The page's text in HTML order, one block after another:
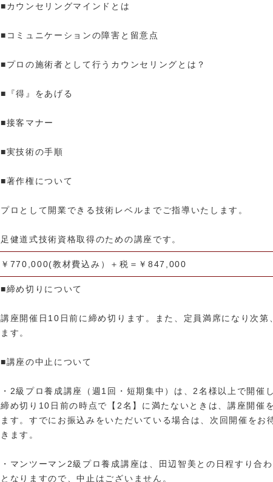
■カウンセリングマインドとは
■コミュニケーションの障害と留意点
■プロの施術者として行うカウンセリングとは？
■『得』をあげる
■接客マナー
■実技術の手順
■著作権について
プロとして開業できる技術レベルまでご指導いたします。
足健道式技術資格取得のための講座です。
￥770,000(教材費込み）＋税＝￥847,000
■締め切りについて
講座開催日10日前に締め切ります。また、定員満席になり次第
ます。
■講座の中止について
・2級プロ養成講座（週1回・短期集中）は、2名様以上で開催
締め切り10日前の時点で【2名】に満たないときは、講座開催
ます。すでにお振込みをいただいている場合は、次回開催をお
きます。
・マンツーマン2級プロ養成講座は、田辺智美との日程すり合
となりますので、中止はございません。